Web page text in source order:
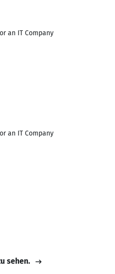
an IT Company
an IT Company
sehen.